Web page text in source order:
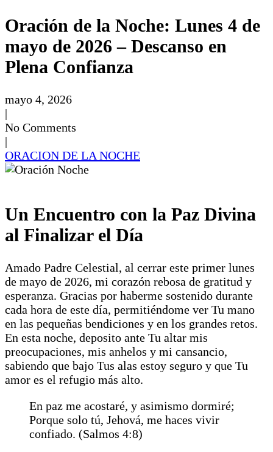
Oración de la Noche: Lunes 4 de
mayo de 2026 – Descanso en
Plena Confianza
mayo 4, 2026
|
No Comments
|
ORACION DE LA NOCHE
Un Encuentro con la Paz Divina
al Finalizar el Día
Amado Padre Celestial, al cerrar este primer lunes
de mayo de 2026, mi corazón rebosa de gratitud y
esperanza. Gracias por haberme sostenido durante
cada hora de este día, permitiéndome ver Tu mano
en las pequeñas bendiciones y en los grandes retos.
En esta noche, deposito ante Tu altar mis
preocupaciones, mis anhelos y mi cansancio,
sabiendo que bajo Tus alas estoy seguro y que Tu
amor es el refugio más alto.
En paz me acostaré, y asimismo dormiré;
Porque solo tú, Jehová, me haces vivir
confiado. (Salmos 4:8)